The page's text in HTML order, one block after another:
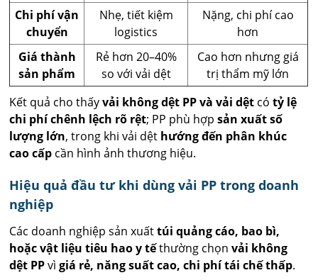
Chi phí vận
chuyển
Nhẹ, tiết kiệm
logistics
Nặng, chi phí cao
hơn
Giá thành
sản phẩm
Rẻ hơn 20–40%
so với vải dệt
Cao hơn nhưng giá
trị thẩm mỹ lớn
Kết quả cho thấyvải không dệt PP và vải dệt cótỷ lệ
chi phí chênh lệch rõ rệt; PP phù hợpsản xuất số
lượng lớn, trong khi vải dệt hướng đến phân khúc
cao cấp cần hình ảnh thương hiệu.
Hiệu quả đầu tư khi dùng vải PP trong doanh
nghiệp
Các doanh nghiệp sản xuấttúi quảng cáo, bao bì,
hoặc vật liệu tiêu hao y tếthường chọnvải không
dệt PPvìgiá rẻ, năng suất cao, chi phí tái chế thấp.